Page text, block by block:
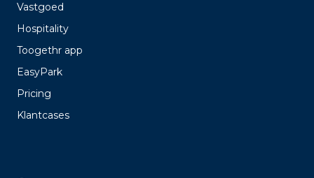
Vastgoed
Hospitality
Toogethr app
EasyPark
Pricing
Klantcases